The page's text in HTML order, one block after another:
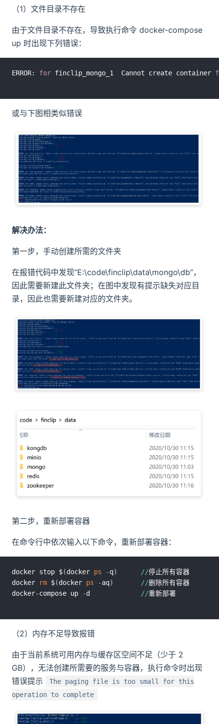
（1）文件目录不存在
由于文件目录不存在，导致执行命令 docker-compose
up 时出现下列错误：
ERROR: for finclip_mongo_1  Cannot create container
或与下图相类似错误
解决办法：
第一步，手动创建所需的文件夹
在报错代码中发现“E:\code\finclip\data\mongo\db”，
因此需要新建此文件夹；在图中发现有提示缺失对应目
录，因此也需要新建对应的文件夹。
第二步，重新部署容器
在命令行中依次输入以下命令，重新部署容器：
docker stop $(docker ps -q) //停止所有容器
docker
rm $(docker ps -aq) //删除所有容器
docker-compose up
-d //
​ （2）内存不足导致报错
由于当前系统可用内存与缓存区空间不足（少于 2
GB），无法创建所需要的服务与容器，执行命令时出现
错误提示
The paging file is too small for this
operation to complete